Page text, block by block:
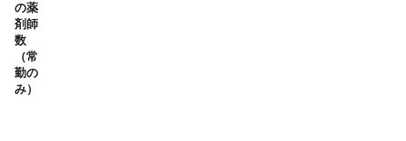
の薬
剤師
数
（常
勤の
み）